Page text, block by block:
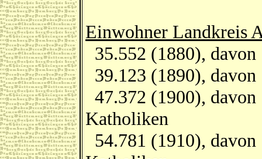
Einwohner Landkreis
35.552 (1880),
39.123 (1890),
47.372 (1900),
Katholiken
54.781 (1910),